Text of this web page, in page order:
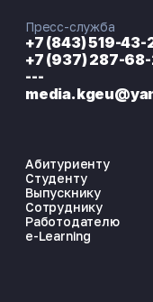
Абитуриенту
Студенту
Выпускнику
Сотруднику
Работодателю
e-Learning
Пресс-служба
+7 (843) 519-43-
+7 (937) 287-
---